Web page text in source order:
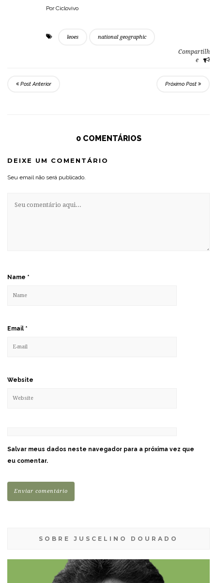
Por Ciclovivo
leoes national geographic
Compartilh
e
Post Anterior Próximo Post
0 COMENTÁRIOS
DEIXE UM COMENTÁRIO
Seu email não será publicado.
Name *
Email *
Website
Salvar meus dados neste navegador para a próxima vez que
eu comentar.
SOBRE JUSCELINO DOURADO